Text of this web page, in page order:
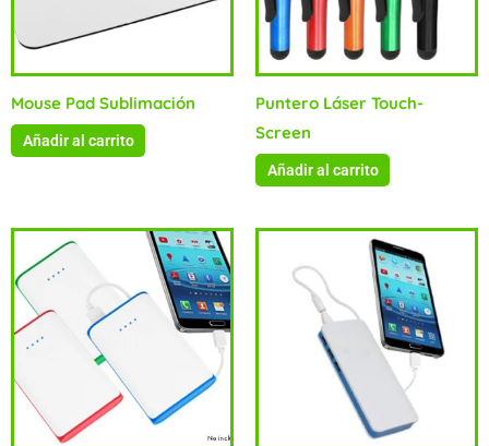
Mouse Pad Sublimación
Añadir al carrito
Puntero Láser Touch-
Screen
Añadir al carrito